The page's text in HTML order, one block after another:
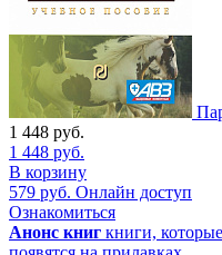
1 448 руб.
1 448 руб.
В корзину
579 руб. Онлайн доступ
Ознакомиться
Анонс книг книги,